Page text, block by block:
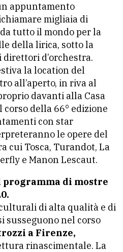
appuntamento
migliaia di
tutto il mondo per la
della lirica, sotto la
d’orchestra.
la location del
all’aperto, in riva al
davanti alla Casa
corso della 66° edizione
con star
le opere del
cui Tosca, Turandot, La
e Manon Lescaut.
programma di mostre
di alta qualità e di
susseguono nel corso
a Firenze,
rinascimentale. La